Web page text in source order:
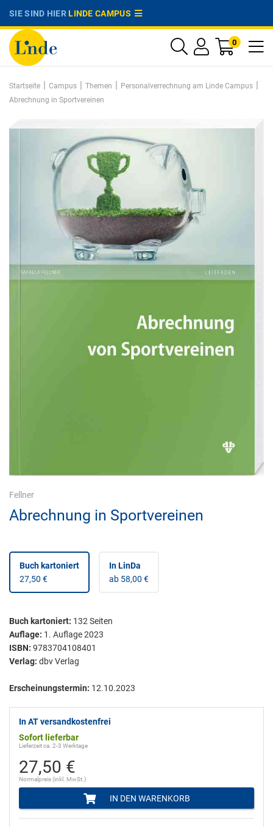
SIE SIND HIERLINDE CAMPUS
0
Startseite | Campus | Themen | Personalverrechnung am Linde Campus |
Abrechnung in Sportvereinen
Fellner
Abrechnung in Sportvereinen
Buch kartoniert
27,50 €
In LinDa
ab 58,00 €
Buch kartoniert: 132 Seiten
Auflage: 1. Auflage 2023
ISBN: 9783704108401
Verlag: dbv Verlag
Erscheinungstermin: 12.10.2023
In AT versandkostenfrei
Sofort lieferbar
Lieferzeit ca. 2-3 Werktage
27,50 €
Normalpreis (inkl. MwSt.)
IN DEN WARENKORB